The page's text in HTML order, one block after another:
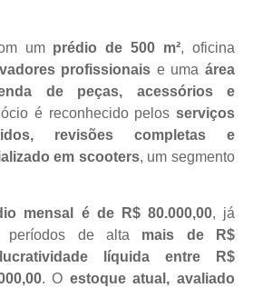
um prédio de 500 m², oficina
profissionais e umaárea
de peças, acessórios e
é reconhecido pelos serviços
revisões completas e
em scooters, um segmento
mensal é de R$ 80.000,00, já
períodos de alta mais de R$
lucratividade líquida entre R$
. O estoque atual, avaliado